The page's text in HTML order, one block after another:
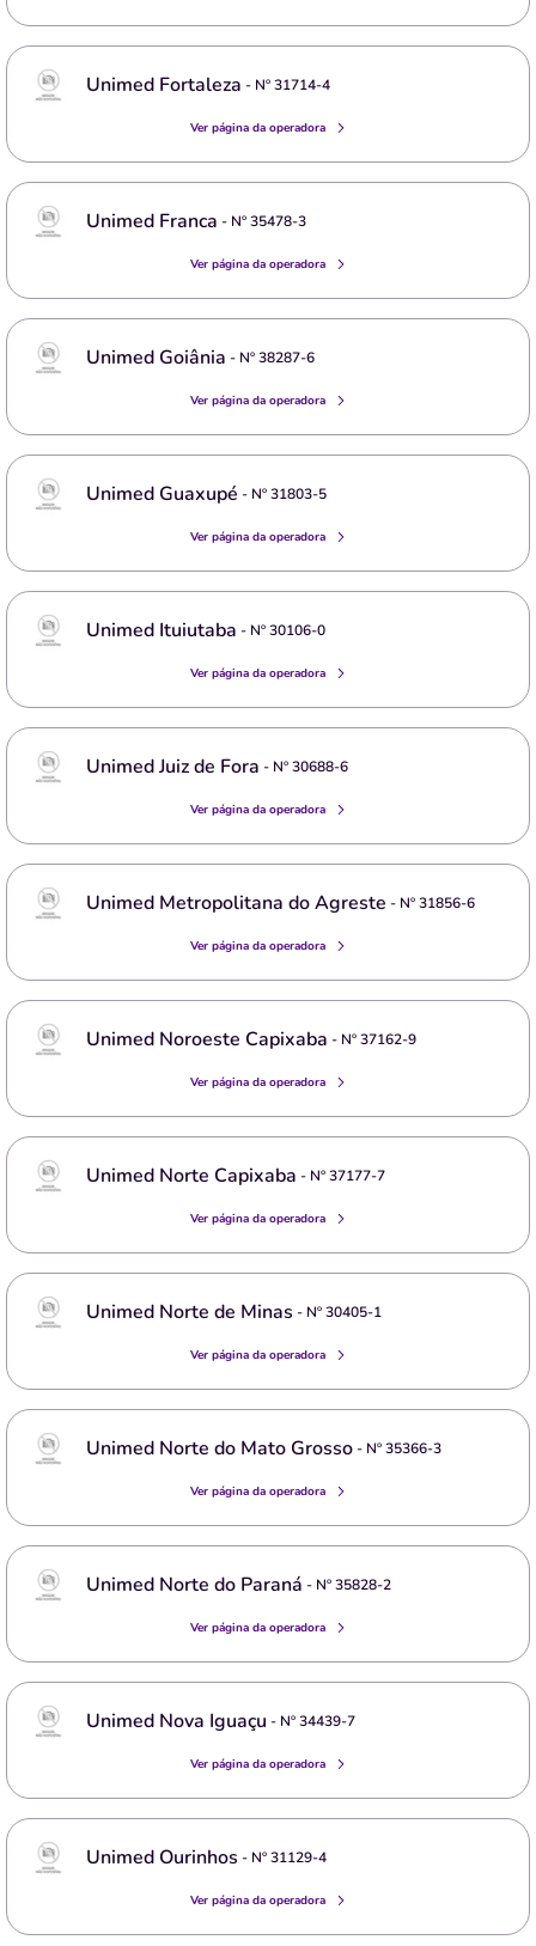
Unimed Fortaleza - Nº31714-4
Ver página da operadora
Unimed Franca - Nº35478-3
Ver página da operadora
Unimed Goiânia - Nº38287-6
Ver página da operadora
Unimed Guaxupé - Nº31803-5
Ver página da operadora
Unimed Ituiutaba - Nº30106-0
Ver página da operadora
Unimed Juiz de Fora - Nº30688-6
Ver página da operadora
Unimed Metropolitana do Agreste - Nº31856-6
Ver página da operadora
Unimed Noroeste Capixaba - Nº37162-9
Ver página da operadora
Unimed Norte Capixaba - Nº37177-7
Ver página da operadora
Unimed Norte de Minas - Nº30405-1
Ver página da operadora
Unimed Norte do Mato Grosso- Nº35366-3
Ver página da operadora
Unimed Norte do Paraná - Nº35828-2
Ver página da operadora
Unimed Nova Iguaçu - Nº34439-7
Ver página da operadora
Unimed Ourinhos - Nº31129-4
Ver página da operadora